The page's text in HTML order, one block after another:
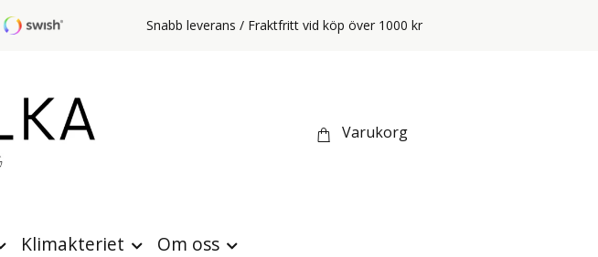
Snabb leverans / Fraktfritt vid köp över 1000 kr
Varukorg
Klimakteriet Om oss